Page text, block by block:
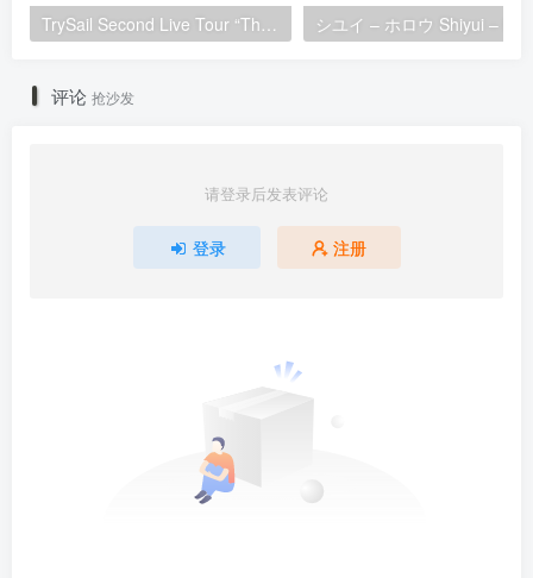
TrySail Second Live Tour “The Travels Of Trysail” 2018 1080p Hi10P flac《BDrip MKV 20.7G》
评论 抢沙发
请登录后发表评论
登录 注册